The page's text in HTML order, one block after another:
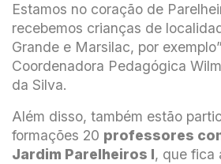
Estamos no coração de
recebemos crianças de
Grande e Marsilac, por
Coordenadora Pedagógica
da Silva.
Além disso, também estão
formações 20 professores
Jardim Parelheiros I, que fica